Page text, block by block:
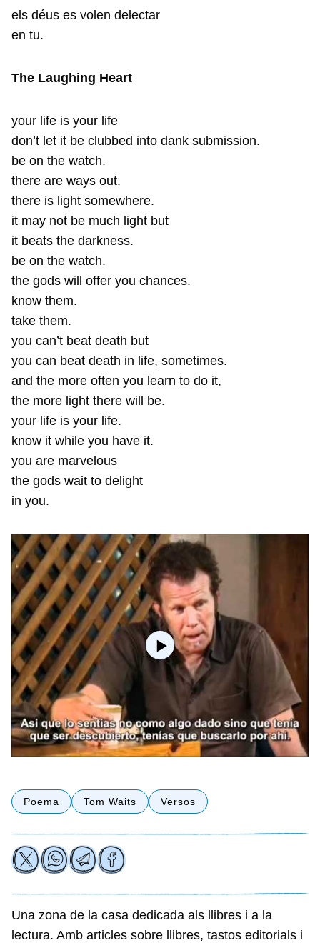
els déus es volen delectar
en tu.
The Laughing Heart
your life is your life
don’t let it be clubbed into dank submission.
be on the watch.
there are ways out.
there is light somewhere.
it may not be much light but
it beats the darkness.
be on the watch.
the gods will offer you chances.
know them.
take them.
you can’t beat death but
you can beat death in life, sometimes.
and the more often you learn to do it,
the more light there will be.
your life is your life.
know it while you have it.
you are marvelous
the gods wait to delight
in you.
Poema Tom Waits Versos
Una zona de la casa dedicada als llibres i a la
lectura. Amb articles sobre llibres, tastos editorials i